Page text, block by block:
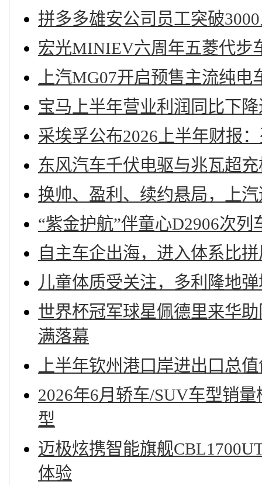
拼多多雄安公司员工突破
宏光MINIEV六周年五菱代步
上汽MG07开启预售主流纯
宝马上半年营业利润同比下
采埃孚公布2026上半年财报
东风汽车千伏电驱与兆瓦超
换帅、盈利、续约悬局，上
“紫金护航”伴童心D2906次
自主车企出海，进入体系比
儿童体质受关注，多利隆地
世界杯冠军球星佩德里来华
满落幕
上半年钦州港口岸进出口总
2026年6月轿车/SUV车型销
型
迈极炫携智能旗舰
体验